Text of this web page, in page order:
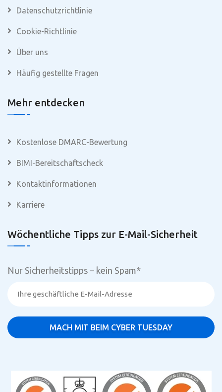
Datenschutzrichtlinie
Cookie-Richtlinie
Über uns
Häufig gestellte Fragen
Mehr entdecken
Kostenlose DMARC-Bewertung
BIMI-Bereitschaftscheck
Kontaktinformationen
Karriere
Wöchentliche Tipps zur E-Mail-Sicherheit
Nur Sicherheitstipps – kein Spam*